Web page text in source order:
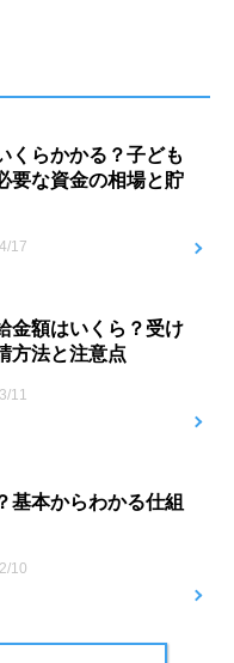
くらかかる？子ども
要な資金の相場と貯
17
金額はいくら？受け
方法と注意点
11
基本からわかる仕組
10